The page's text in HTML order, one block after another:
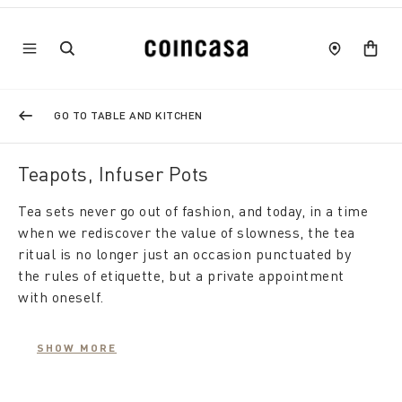
GO TO TABLE AND KITCHEN
Teapots, Infuser Pots
Tea sets never go out of fashion, and today, in a time
when we rediscover the value of slowness, the tea
ritual is no longer just an occasion punctuated by
the rules of etiquette, but a private appointment
with oneself.
From a simple container for preparing infusions and
SHOW MORE